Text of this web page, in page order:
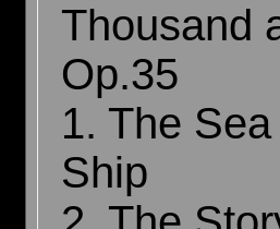
Thousand
Op.35
1. The
Ship